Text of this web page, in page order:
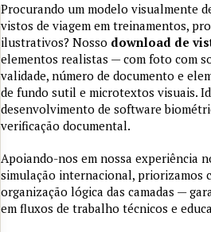
Procurando um modelo visualmente
vistos de viagem em treinamentos,
ilustrativos? Nosso download de
elementos realistas — com foto com
validade, número de documento e
de fundo sutil e microtextos visuais.
desenvolvimento de software
verificação documental.
Apoiando-nos em nossa experiência
simulação internacional, priorizamos
organização lógica das camadas —
em fluxos de trabalho técnicos e